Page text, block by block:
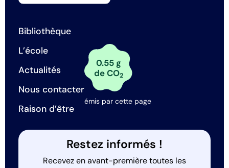
Bibliothèque
L’école
Actualités
Nous contacter
Raison d’être
0.55 g
de CO2
émis par cette page
Restez informés !
Recevez en avant-première toutes les